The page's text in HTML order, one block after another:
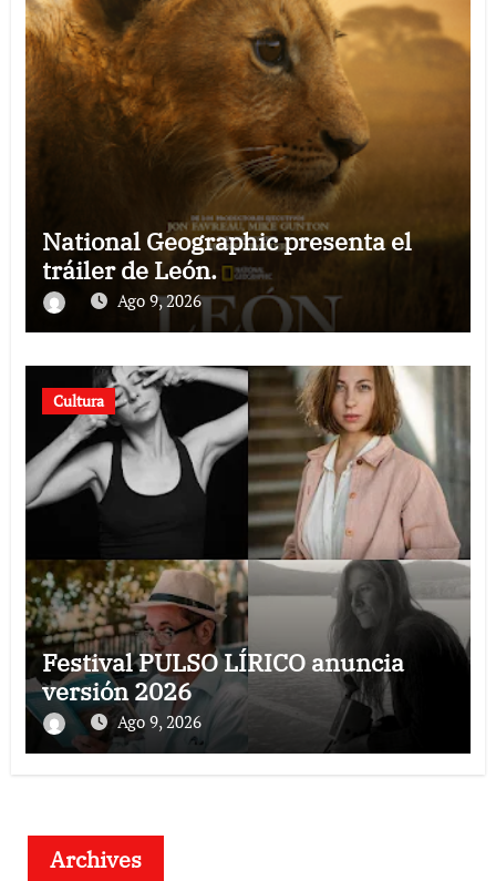
National Geographic presenta el
tráiler de León.
Ago 9, 2026
Cultura
Festival PULSO LÍRICO anuncia
versión 2026
Ago 9, 2026
Archives